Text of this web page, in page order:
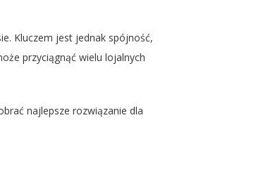
Kluczem jest jednak spójność,
przyciągnąć wielu lojalnych
najlepsze rozwiązanie dla